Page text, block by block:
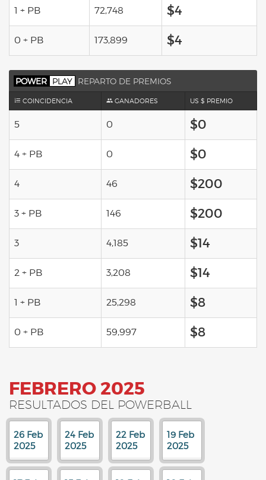
1 + PB 72,748 $4
0 + PB 173,899 $4
POWER PLAY REPARTO DE PREMIOS
COINCIDENCIA GANADORES US $ PREMIO
5 0 $0
4 + PB 0 $0
4 46 $200
3 + PB 146 $200
3 4,185 $14
2 + PB 3,208 $14
1 + PB 25,298 $8
0 + PB 59,997 $8
FEBRERO 2025
RESULTADOS DEL POWERBALL
26 Feb
2025
24 Feb
2025
22 Feb
2025
19 Feb
2025